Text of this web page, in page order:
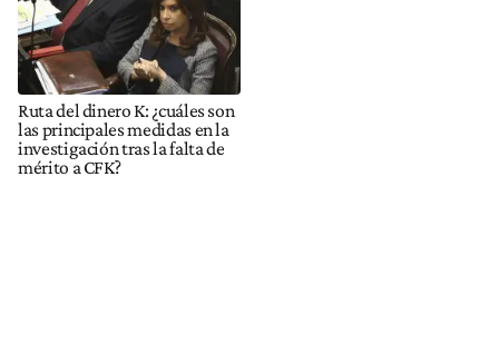
Ruta del dinero K: ¿cuáles son
las principales medidas en la
investigación tras la falta de
mérito a CFK?